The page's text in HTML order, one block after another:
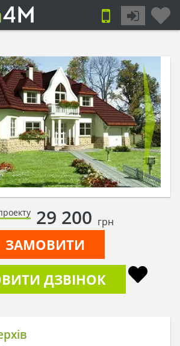
29 200 грн
ЗАМОВИТИ
ДЗВІНОК